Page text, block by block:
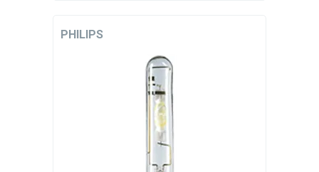
PHILIPS